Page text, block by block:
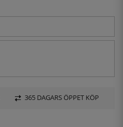
365 DAGARS ÖPPET KÖP